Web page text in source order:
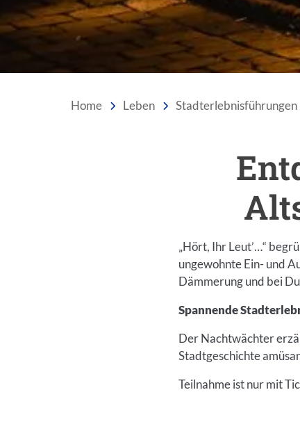
Home Leben Stadterlebnisführungen
„Hört, Ihr Leut’…“
ungewohnte Ein- und
Dämmerung und bei
Spannende
Der Nachtwächter
Stadtgeschichte
Teilnahme ist nur mit